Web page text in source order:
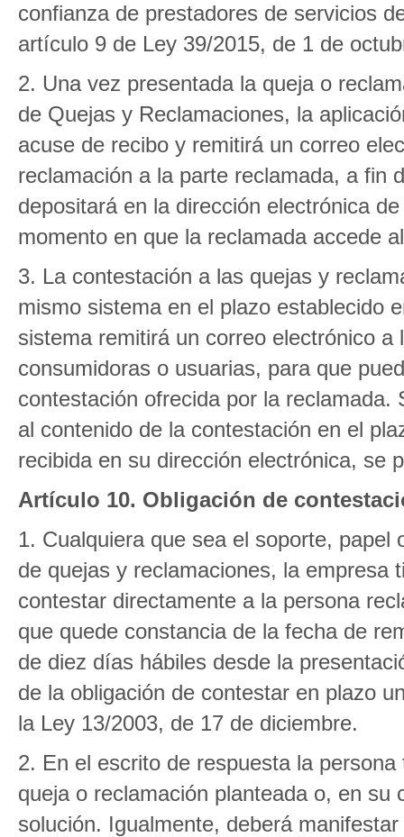
confianza de prestadores de servicios
artículo 9 de Ley 39/2015, de 1 de
2. Una vez presentada la queja o
de Quejas y Reclamaciones, la
acuse de recibo y remitirá un correo
reclamación a la parte reclamada, a fin
depositará en la dirección electrónica
momento en que la reclamada accede
3. La contestación a las quejas y
mismo sistema en el plazo establecido
sistema remitirá un correo electrónico
consumidoras o usuarias, para que
contestación ofrecida por la
al contenido de la contestación en el
recibida en su dirección electrónica, se
Artículo 10. Obligación de
1. Cualquiera que sea el soporte,
de quejas y reclamaciones, la empresa
contestar directamente a la persona
que quede constancia de la fecha de
de diez días hábiles desde la
de la obligación de contestar en plazo
la Ley 13/2003, de 17 de diciembre.
2. En el escrito de respuesta la
queja o reclamación planteada o, en
solución. Igualmente, deberá